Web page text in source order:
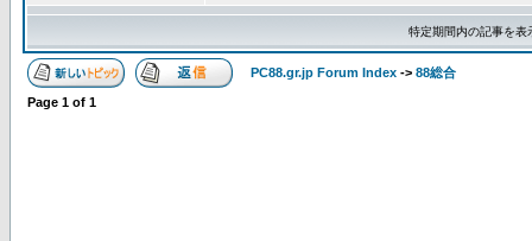
特定期間内の記事を
PC88.gr.jp Forum Index -> 88総合
Page 1 of 1